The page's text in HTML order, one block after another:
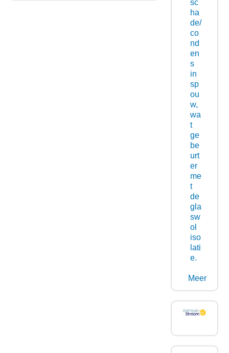
sc
ha
de/
co
nd
en
s
in
sp
ou
w,
wa
t
ge
be
urt
er
me
t
de
gla
sw
ol
iso
lati
e.
Meer